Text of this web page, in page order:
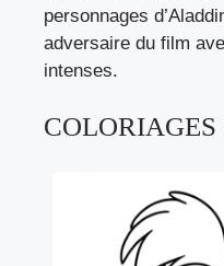
personnages
adversaire du film
intenses.